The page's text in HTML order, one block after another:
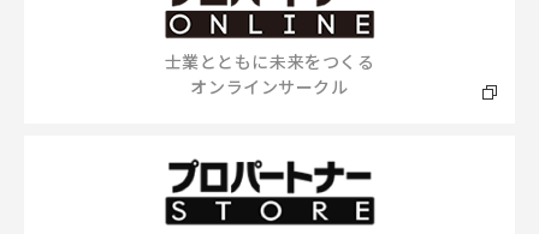
士業とともに未来をつくる
オンラインサークル